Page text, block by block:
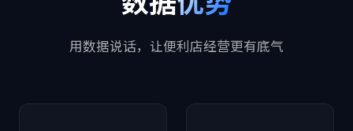
用数据说话，让便利店经营更有底气